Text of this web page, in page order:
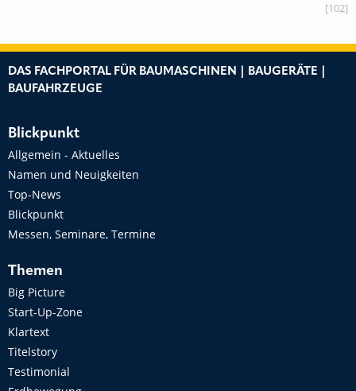
[102]
DAS FACHPORTAL FÜR BAUMASCHINEN | BAUGERÄTE |
BAUFAHRZEUGE
Blickpunkt
Allgemein - Aktuelles
Namen und Neuigkeiten
Top-News
Blickpunkt
Messen, Seminare, Termine
Themen
Big Picture
Start-Up-Zone
Klartext
Titelstory
Testimonial